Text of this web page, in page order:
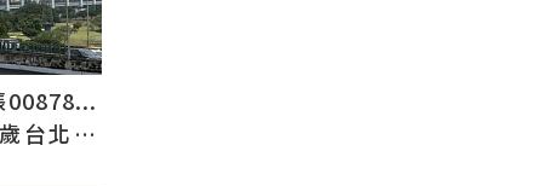
00878...
台北人